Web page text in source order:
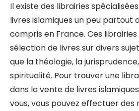
Il existe des librairies
livres islamiques un peu partout
compris en France. Ces
sélection de livres sur divers
que la théologie, la
spiritualité. Pour trouver une
dans la vente de livres
vous, vous pouvez effectuer